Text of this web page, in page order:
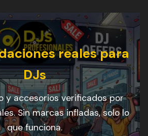
reales para
DJs
y accesorios verificados por
Sin marcas infladas, solo lo
que funciona.